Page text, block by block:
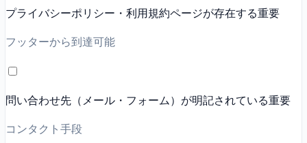
プライバシーポリシー・利用規約ページが存在する重要
フッターから到達可能
問い合わせ先（メール・フォーム）が明記されている重要
コンタクト手段